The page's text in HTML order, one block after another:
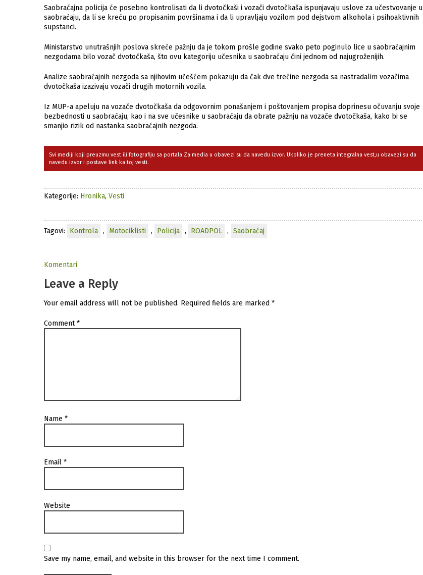
Saobraćajna policija će posebno kontrolisati da li dvotočkaši i vozači dvotočkaša ispunjavaju uslove za učestvovanje u
saobraćaju, da li se kreću po propisanim površinama i da li upravljaju vozilom pod dejstvom alkohola i psihoaktivnih
supstanci.
Ministarstvo unutrašnjih poslova skreće pažnju da je tokom prošle godine svako peto poginulo lice u saobraćajnim
nezgodama bilo vozač dvotočkaša, što ovu kategoriju učesnika u saobraćaju čini jednom od najugroženijih.
Analize saobraćajnih nezgoda sa njihovim učešćem pokazuju da čak dve trećine nezgoda sa nastradalim vozačima
dvotočkaša izazivaju vozači drugih motornih vozila.
Iz MUP-a apeluju na vozače dvotočkaša da odgovornim ponašanjem i poštovanjem propisa doprinesu očuvanju svoje
bezbednosti u saobraćaju, kao i na sve učesnike u saobraćaju da obrate pažnju na vozače dvotočkaša, kako bi se
smanjio rizik od nastanka saobraćajnih nezgoda.
Svi mediji koji preuzmu vest ili fotografiju sa portala Za media u obavezi su da navedu izvor. Ukoliko je preneta integralna vest,u obavezi su da
navedu izvor i postave link ka toj vesti.
Kategorije: Hronika, Vesti
Tagovi: Kontrola , Motociklisti , Policija , ROADPOL , Saobraćaj
Komentari
Leave a Reply
Your email address will not be published. Required fields are marked *
Comment*
Name *
Email *
Website
Save my name, email, and website in this browser for the next time I comment.